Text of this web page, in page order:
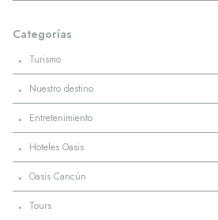
Categorías
· Turismo
· Nuestro destino
· Entretenimiento
· Hoteles Oasis
· Oasis Cancún
· Tours